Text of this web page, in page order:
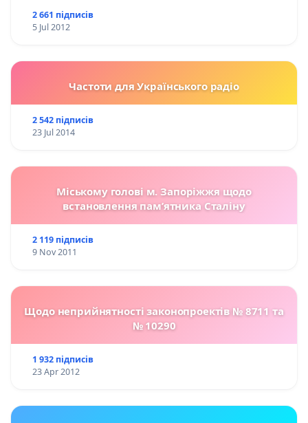
2 661 підписів
5 Jul 2012
Частоти для Українського радіо
2 542 підписів
23 Jul 2014
Міському голові м. Запоріжжя щодо
встановлення пам’ятника Сталіну
2 119 підписів
9 Nov 2011
Щодо неприйнятності законопроектів № 8711 та
№ 10290
1 932 підписів
23 Apr 2012